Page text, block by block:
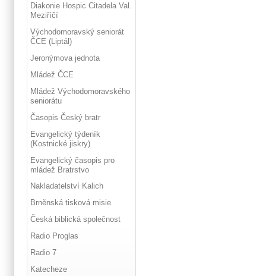
Diakonie Hospic Citadela Val.
Meziříčí
Východomoravský seniorát
ČCE (Liptál)
Jeronýmova jednota
Mládež ČCE
Mládež Východomoravského
seniorátu
Časopis Český bratr
Evangelický týdeník
(Kostnické jiskry)
Evangelický časopis pro
mládež Bratrstvo
Nakladatelství Kalich
Brněnská tisková misie
Česká biblická společnost
Radio Proglas
Radio 7
Katecheze